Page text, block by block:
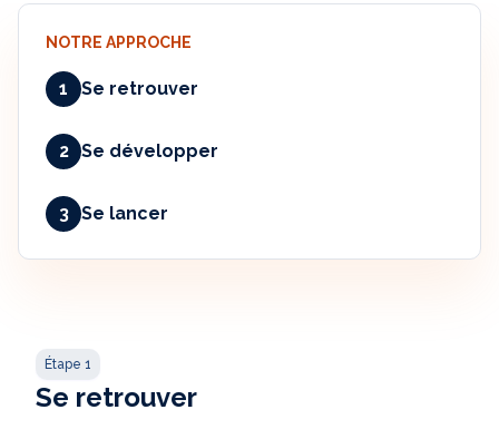
NOTRE APPROCHE
1 Se retrouver
2 Se développer
3 Se lancer
Se retrouver
Étape 1